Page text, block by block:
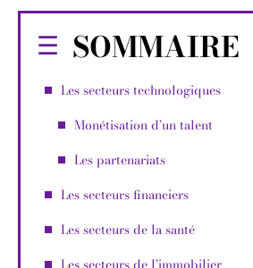
SOMMAIRE
Les secteurs technologiques
Monétisation d’un talent
Les partenariats
Les secteurs financiers
Les secteurs de la santé
Les secteurs de l’immobilier